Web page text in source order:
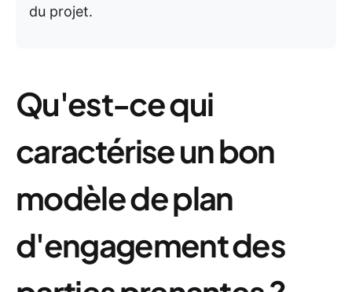
du projet.
Qu'est-ce qui
caractérise un bon
modèle de plan
d'engagement des